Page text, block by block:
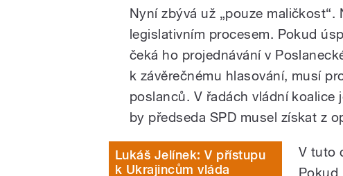
Nyní zbývá už „pouze
legislativním procesem. Pokud
čeká ho projednávání v
k závěrečnému hlasování, musí
poslanců. V řadách vládní
by předseda SPD musel získat z
Lukáš Jelínek: V přístupu
k Ukrajincům vláda
V tuto
Pokud